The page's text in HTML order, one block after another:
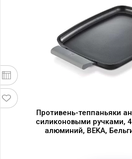
Противень-теппаньяки
силиконовыми ручками,
алюминий, BEKA,